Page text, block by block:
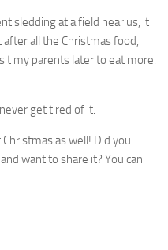
sledding at a field near us, it
all the Christmas food,
my parents later to eat more.
get tired of it.
as well! Did you
want to share it? You can